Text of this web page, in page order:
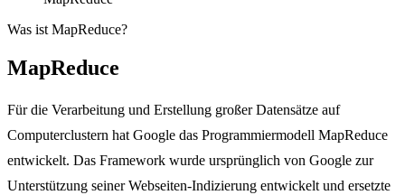
Was ist MapReduce?
MapReduce
Für die Verarbeitung und Erstellung großer Datensätze auf
Computerclustern hat Google das Programmiermodell MapReduce
entwickelt. Das Framework wurde ursprünglich von Google zur
Unterstützung seiner Webseiten-Indizierung entwickelt und ersetzte